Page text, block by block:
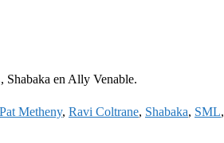
Shabaka en Ally Venable.
Pat Metheny, Ravi Coltrane, Shabaka, SML,